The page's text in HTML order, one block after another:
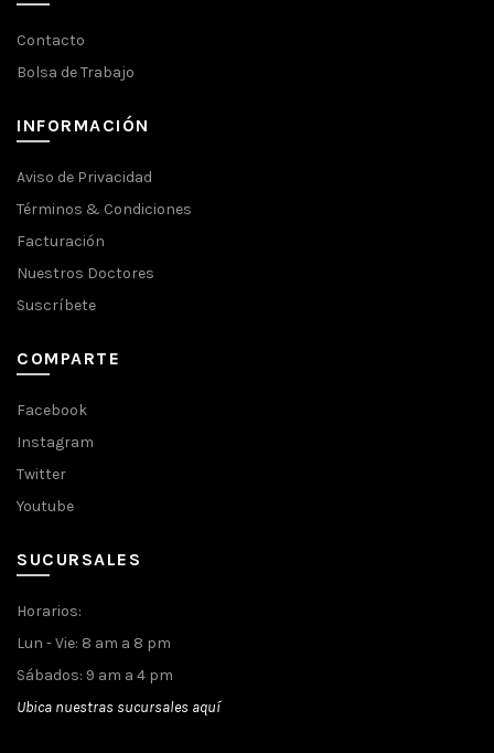
Contacto
Bolsa de Trabajo
INFORMACIÓN
Aviso de Privacidad
Términos & Condiciones
Facturación
Nuestros Doctores
Suscríbete
COMPARTE
Facebook
Instagram
Twitter
Youtube
SUCURSALES
Horarios:
Lun - Vie: 8 am a 8 pm
Sábados: 9 am a 4 pm
Ubica nuestras sucursales aquí